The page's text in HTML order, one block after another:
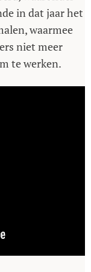
in dat jaar het
waarmee
niet meer
te werken.